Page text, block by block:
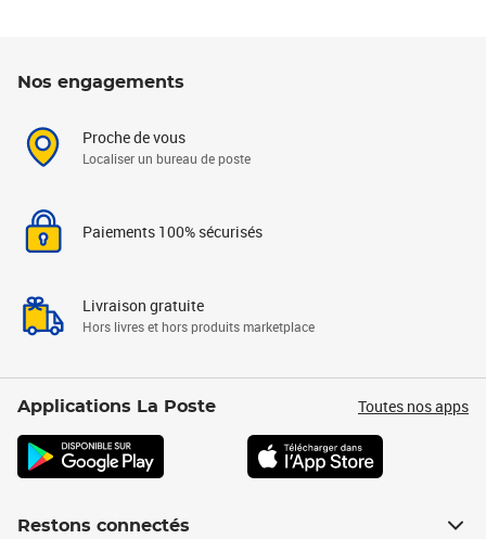
Nos engagements
Proche de vous
Localiser un bureau de poste
Paiements 100% sécurisés
Livraison gratuite
Hors livres et hors produits marketplace
Applications La Poste Toutes nos apps
Restons connectés